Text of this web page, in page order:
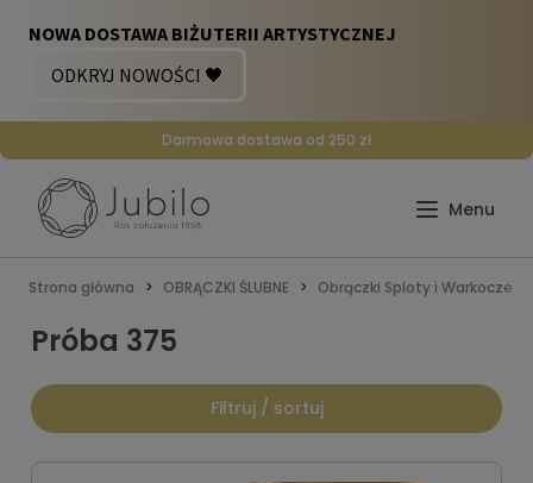
Darmowa dostawa od 250 zł
Strona główna OBRĄCZKI ŚLUBNE Obrączki Sploty i Warkocze
Próba 375
Filtruj / sortuj